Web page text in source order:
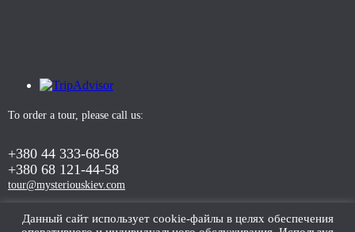
To order a tour, please call us:
+380 44 333-68-68
+380 68 121-44-58
tour@mysteriouskiev.com
Данный сайт использует cookie-файлы в целях обеспечения